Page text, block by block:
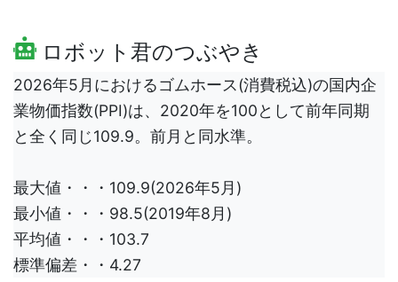
ロボット君のつぶやき
2026年5月におけるゴムホース(消費税込)の国内企
業物価指数(PPI)は、2020年を100として前年同期
と全く同じ109.9。前月と同水準。
最大値・・・109.9(2026年5月)
最小値・・・98.5(2019年8月)
平均値・・・103.7
標準偏差・・4.27